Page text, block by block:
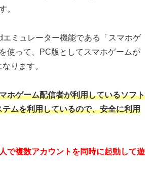
。
ミュレーター機能である「スマホゲ
使って、PC版としてスマホゲームが
ります。
ホゲーム配信者が利用しているソフト
ムを利用しているので、安全に利用
で複数アカウントを同時に起動して遊